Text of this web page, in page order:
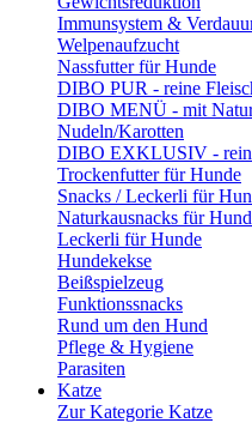
Immunsystem &
Welpenaufzucht
Nassfutter für Hunde
DIBO PUR - reine
DIBO MENÜ - mit
Nudeln/Karotten
DIBO EXKLUSIV -
Trockenfutter für Hunde
Snacks / Leckerli für
Naturkausnacks für
Leckerli für Hunde
Hundekekse
Beißspielzeug
Funktionssnacks
Rund um den Hund
Pflege & Hygiene
Parasiten
Katze
Zur Kategorie Katze